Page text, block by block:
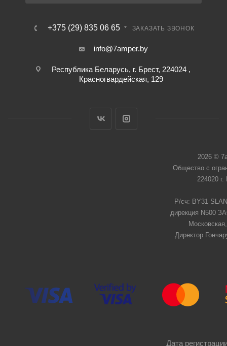
+375 (29) 835 06 65 ЗАКАЗАТЬ ЗВОНОК
info@7amper.by
Республика Беларусь, г. Брест, 224024 ,
Красногвардейская, 129
2026 ©
Общество с
224020
Р/сч: BY31
дирекция N500
Директор
Дата